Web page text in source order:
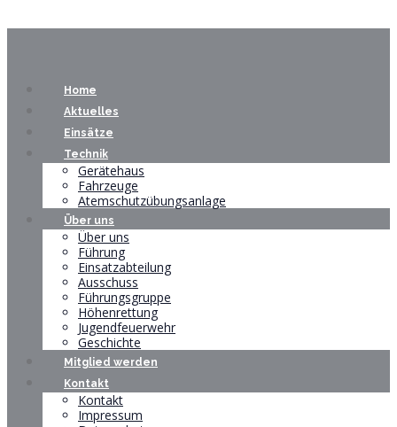
Home
Aktuelles
Einsätze
Technik
Gerätehaus
Fahrzeuge
Atemschutzübungsanlage
Über uns
Über uns
Führung
Einsatzabteilung
Ausschuss
Führungsgruppe
Höhenrettung
Jugendfeuerwehr
Geschichte
Mitglied werden
Kontakt
Kontakt
Impressum